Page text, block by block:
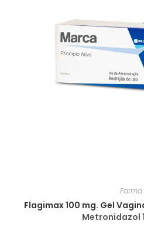
Farma
Flagimax 100 mg. Gel
Metronidazol